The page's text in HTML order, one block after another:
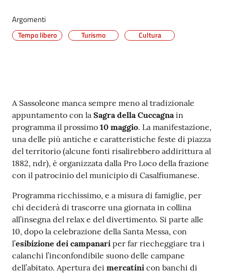
Argomenti
Tempo libero Turismo Cultura
Contenuto
A Sassoleone manca sempre meno al tradizionale
appuntamento con la Sagra della Cuccagnain
programma il prossimo 10 maggio. La manifestazione,
una delle più antiche e caratteristiche feste di piazza
del territorio (alcune fonti risalirebbero addirittura al
1882, ndr), è organizzata dalla Pro Loco della frazione
con il patrocinio del municipio di Casalfiumanese.
Programma ricchissimo, e a misura di famiglie, per
chi deciderà di trascorre una giornata in collina
all’insegna del relax e del divertimento. Si parte alle
10, dopo la celebrazione della Santa Messa, con
l’esibizione dei campanari per far riecheggiare tra i
calanchi l’inconfondibile suono delle campane
dell’abitato. Apertura dei mercatini con banchi di